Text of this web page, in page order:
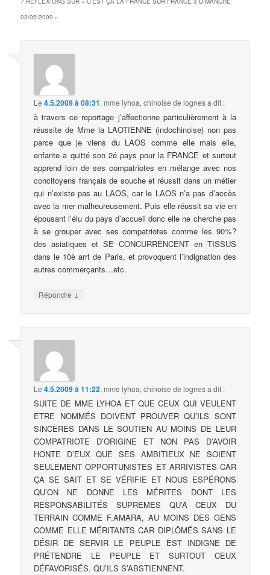
03/05/2009 »
Le4.5.2009 à 08:31, mme lyhoa, chinoise de lognesa dit :
à travers ce reportage j’affectionne particulièrement à la
réussite de Mme la LAOTIENNE (indochinoise) non pas
parce que je viens du LAOS comme elle mais elle,
enfante a quitté son 2é pays pour la FRANCE et surtout
apprend loin de ses compatriotes en mélange avec nos
concitoyens français de souche et réussit dans un métier
qui n’existe pas au LAOS, car le LAOS n’a pas d’accès
avec la mer malheureusement. Puis elle réussit sa vie en
épousant l’élu du pays d’accueil donc elle ne cherche pas
à se grouper avec ses compatriotes comme les 90%?
des asiatiques et SE CONCURRENCENT en TISSUS
dans le 10è arrt de Paris, et provoquent l’indignation des
autres commerçants…etc.
Répondre ↓
Le4.5.2009 à 11:22, mme lyhoa, chinoise de lognesa dit :
SUITE DE MME LYHOA ET QUE CEUX QUI VEULENT
ETRE NOMMÉS DOIVENT PROUVER QU’ILS SONT
SINCÈRES DANS LE SOUTIEN AU MOINS DE LEUR
COMPATRIOTE D’ORIGINE ET NON PAS D’AVOIR
HONTE D’EUX QUE SES AMBITIEUX NE SOIENT
SEULEMENT OPPORTUNISTES ET ARRIVISTES CAR
ÇA SE SAIT ET SE VÉRIFIE ET NOUS ESPÉRONS
QU’ON NE DONNE LES MÉRITES DONT LES
RESPONSABILITÉS SUPRÊMES QU’A CEUX DU
TERRAIN COMME F.AMARA, AU MOINS DES GENS
COMME ELLE MÉRITANTS CAR DIPLÔMÉS SANS LE
DÉSIR DE SERVIR LE PEUPLE EST INDIGNE DE
PRÉTENDRE LE PEUPLE ET SURTOUT CEUX
DÉFAVORISÉS. QU’ILS S’ABSTIENNENT.